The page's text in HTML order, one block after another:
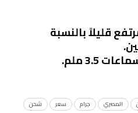
قليلاً بالنسبة
3.5 ملم.
المصري جرام سعر شحن